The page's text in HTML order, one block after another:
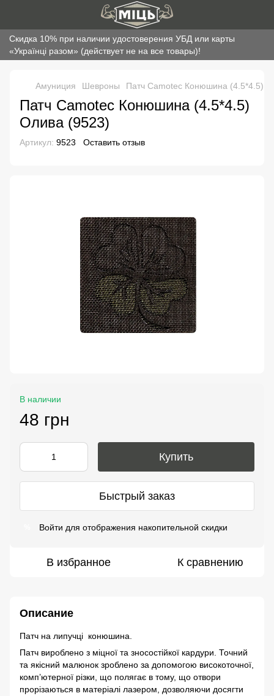
Скидка 10% при наличии удостоверения УБД или карты
«Українці разом» (действует не на все товары)!
Амуниция Шевроны Патч Camotec Конюшина (4.5*4.5)
Патч Camotec Конюшина (4.5*4.5)
Олива (9523)
Артикул: 9523 Оставить отзыв
В наличии
48 грн
Купить
Быстрый заказ
Войти для отображения накопительной скидки
В избранное К сравнению
Описание
Патч на липучці конюшина.
Патч вироблено з міцної та зносостійкої кардури. Точний
та якісний малюнок зроблено за допомогою високоточної,
комп’ютерної різки, що полягає в тому, що отвори
прорізаються в матеріалі лазером, дозволяючи досягти